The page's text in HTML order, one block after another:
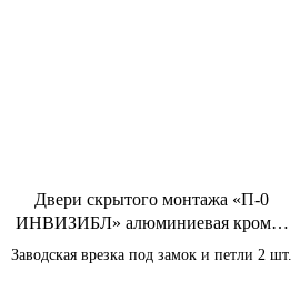
Двери скрытого монтажа «П-0
ИНВИЗИБЛ» алюминиевая кромка
черная c 4-x сторон / Высота полотна
2000 мм.
Заводская врезка под замок и петли 2 шт.